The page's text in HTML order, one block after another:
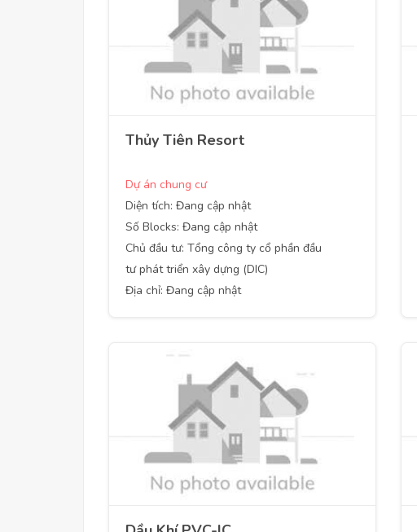
Thủy Tiên Resort
Dự án chung cư
Diện tích: Đang cập nhật
Số Blocks: Đang cập nhật
Chủ đầu tư: Tổng công ty cổ phần đầu
tư phát triển xây dựng (DIC)
Địa chỉ: Đang cập nhật